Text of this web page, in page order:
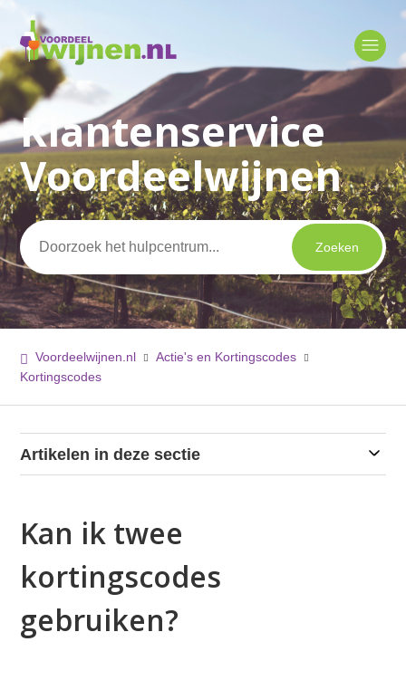
Zoeken
Klantenservice
Voordeelwijnen
Voordeelwijnen.nl
Actie's en Kortingscodes
Kortingscodes
Artikelen in deze sectie
Kan ik twee
kortingscodes
gebruiken?